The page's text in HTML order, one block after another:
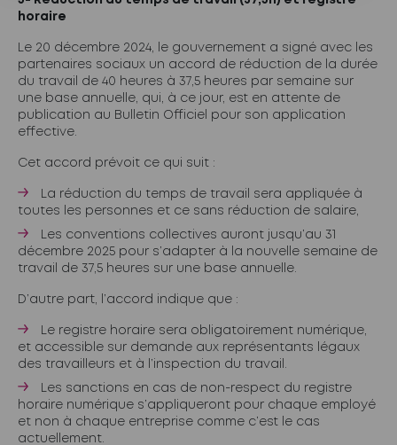
horaire
Le 20 décembre 2024, le gouvernement a signé avec les
partenaires sociaux un accord de réduction de la durée
du travail de 40 heures à 37,5 heures par semaine sur
une base annuelle, qui, à ce jour, est en attente de
publication au Bulletin Officiel pour son application
effective.
Cet accord prévoit ce qui suit :
La réduction du temps de travail sera appliquée à
toutes les personnes et ce sans réduction de salaire,
Les conventions collectives auront jusqu’au 31
décembre 2025 pour s’adapter à la nouvelle semaine de
travail de 37,5 heures sur une base annuelle.
D’autre part, l’accord indique que :
Le registre horaire sera obligatoirement numérique,
et accessible sur demande aux représentants légaux
des travailleurs et à l’inspection du travail.
Les sanctions en cas de non-respect du registre
horaire numérique s’appliqueront pour chaque employé
et non à chaque entreprise comme c’est le cas
actuellement.